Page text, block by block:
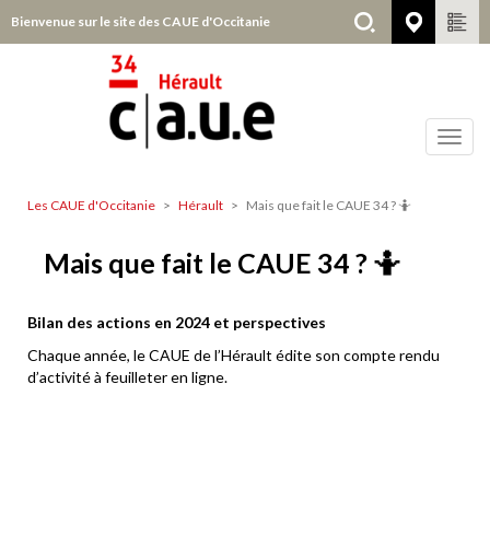
au
Bienvenue sur le site des CAUE d'Occitanie Hérault
Hérault
Les CAUE d'Occitanie Hérault Mais que fait le CAUE 34 ? 🤷
Mais que fait le CAUE 34 ? 🤷
Bilan des actions en 2024 et perspectives
Chaque année, le CAUE de l’Hérault édite son compte rendu
d’activité à feuilleter en ligne.